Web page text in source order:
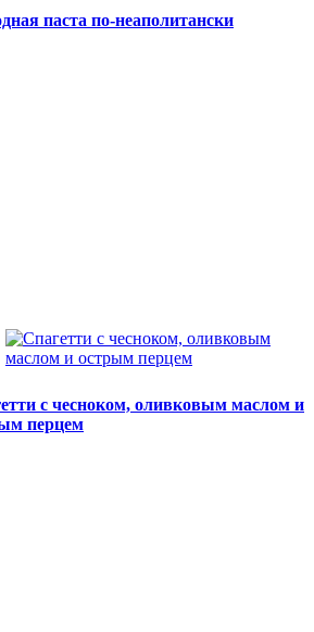
паста по-неаполитански
с чесноком, оливковым маслом и
перцем